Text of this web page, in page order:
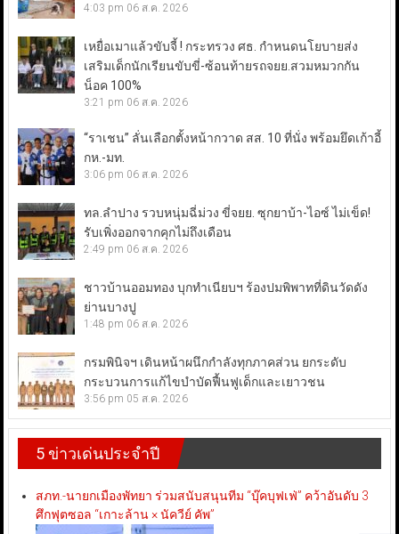
4:03 pm 06 ส.ค. 2026
เหยื่อเมาแล้วขับจี้ ! กระทรวง ศธ. กำหนดนโยบายส่ง
เสริมเด็กนักเรียนขับขี่-ซ้อนท้ายรถจยย.สวมหมวกกัน
น็อค 100%
3:21 pm 06 ส.ค. 2026
“ราเชน” ลั่นเลือกตั้งหน้ากวาด สส. 10 ที่นั่ง พร้อมยึดเก้าอี้
กห.-มท.
3:06 pm 06 ส.ค. 2026
ทล.ลำปาง รวบหนุ่มฉี่ม่วง ขี่จยย. ซุกยาบ้า-ไอซ์ ไม่เข็ด!
รับเพิ่งออกจากคุกไม่ถึงเดือน
2:49 pm 06 ส.ค. 2026
ชาวบ้านออมทอง บุกทำเนียบฯ ร้องปมพิพาทที่ดินวัดดัง
ย่านบางปู
1:48 pm 06 ส.ค. 2026
กรมพินิจฯ เดินหน้าผนึกกำลังทุกภาคส่วน ยกระดับ
กระบวนการแก้ไขบำบัดฟื้นฟูเด็กและเยาวชน
3:56 pm 05 ส.ค. 2026
5 ข่าวเด่นประจำปี
สภท.-นายกเมืองพัทยา ร่วมสนับสนุนทีม “บุ๊คบุฟเฟ่” คว้าอันดับ 3
ศึกฟุตซอล “เกาะล้าน × นัควีย์ คัพ”